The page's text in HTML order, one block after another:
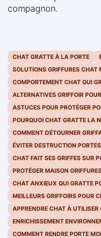
compagnon.
CHAT GRATTE À LA PORTE
SOLUTIONS GRIFFURES CHAT
COMPORTEMENT CHAT QUI
ALTERNATIVES GRIFFOIR
ASTUCES POUR PROTÉGER
POURQUOI CHAT GRATTE LA
COMMENT DÉTOURNER
ÉVITER DESTRUCTION
CHAT FAIT SES GRIFFES SUR
PROTÉGER MAISON
CHAT ANXIEUX QUI GRATTE
MEILLEURS GRIFFOIRS POUR
APPRENDRE CHAT À UTILISER
ENRICHISSEMENT
COMMENT RENDRE PORTE